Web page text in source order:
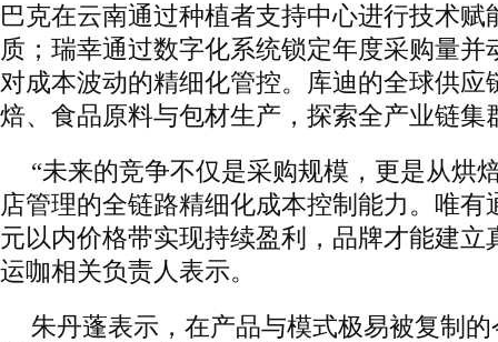
巴克在云南通过种植者支持中心进行技术赋
质；瑞幸通过数字化系统锁定年度采购量并
对成本波动的精细化管控。库迪的全球供应
焙、食品原料与包材生产，探索全产业链集
“未来的竞争不仅是采购规模，更是从烘
店管理的全链路精细化成本控制能力。唯有
元以内价格带实现持续盈利，品牌才能建立
运咖相关负责人表示。
朱丹蓬表示，在产品与模式极易被复制